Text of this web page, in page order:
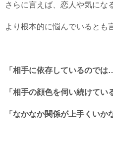
さらに言えば、恋人や気にな
より根本的に悩んでいるとも
「相手に依存しているのでは
「相手の顔色を伺い続けてい
「なかなか関係が上手くいか